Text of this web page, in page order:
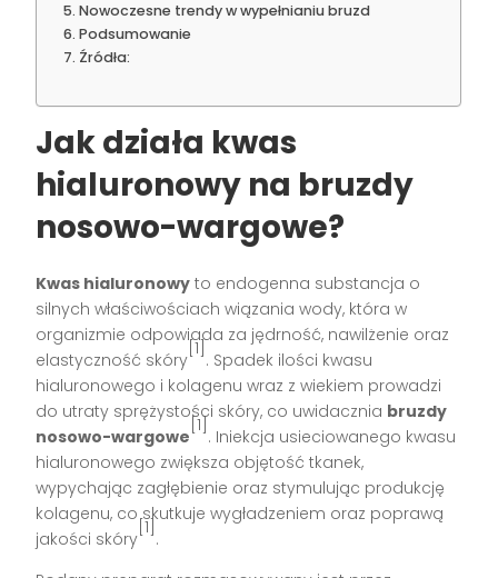
Nowoczesne trendy w wypełnianiu bruzd
Podsumowanie
Źródła:
Jak działa kwas
hialuronowy na bruzdy
nosowo-wargowe?
Kwas hialuronowy to endogenna substancja o
silnych właściwościach wiązania wody, która w
organizmie odpowiada za jędrność, nawilżenie oraz
elastyczność skóry
[1]
. Spadek ilości kwasu
hialuronowego i kolagenu wraz z wiekiem prowadzi
do utraty sprężystości skóry, co uwidacznia bruzdy
nosowo-wargowe
[1]
. Iniekcja usieciowanego kwasu
hialuronowego zwiększa objętość tkanek,
wypychając zagłębienie oraz stymulując produkcję
kolagenu, co skutkuje wygładzeniem oraz poprawą
jakości skóry
[1]
.